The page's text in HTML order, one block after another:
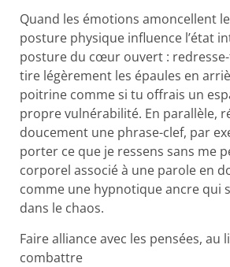
Quand les émotions amoncellent
posture physique influence l’état
posture du cœur ouvert :
tire légèrement les épaules en
poitrine comme si tu offrais un
propre vulnérabilité. En parallèle,
doucement une phrase-clef, par
porter ce que je ressens sans me
corporel associé à une parole en
comme une hypnotique ancre qui
dans le chaos.
Faire alliance avec les pensées, au
combattre